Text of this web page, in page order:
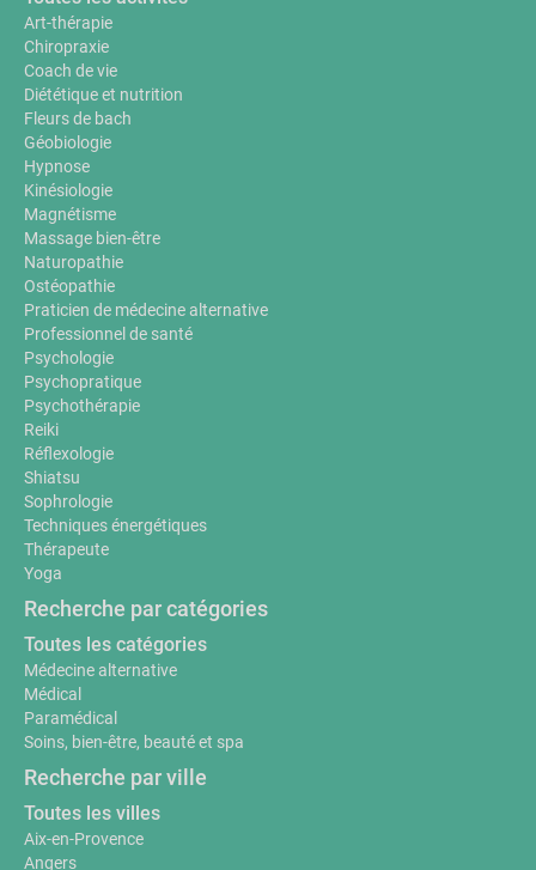
Art-thérapie
Chiropraxie
Coach de vie
Diététique et nutrition
Fleurs de bach
Géobiologie
Hypnose
Kinésiologie
Magnétisme
Massage bien-être
Naturopathie
Ostéopathie
Praticien de médecine alternative
Professionnel de santé
Psychologie
Psychopratique
Psychothérapie
Reiki
Réflexologie
Shiatsu
Sophrologie
Techniques énergétiques
Thérapeute
Yoga
Recherche par catégories
Toutes les catégories
Médecine alternative
Médical
Paramédical
Soins, bien-être, beauté et spa
Recherche par ville
Toutes les villes
Aix-en-Provence
Angers